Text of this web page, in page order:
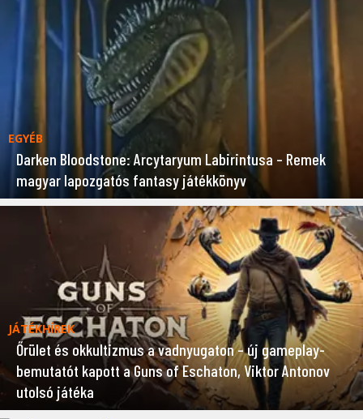
EGYÉB
Darken Bloodstone: Arcytaryum Labirintusa – Remek
magyar lapozgatós fantasy játékkönyv
JÁTÉKHÍREK
Őrület és okkultizmus a vadnyugaton – új gameplay-
bemutatót kapott a Guns of Eschaton, Viktor Antonov
utolsó játéka